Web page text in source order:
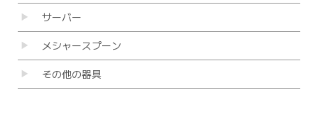
サーバー
メシャースプーン
その他の器具